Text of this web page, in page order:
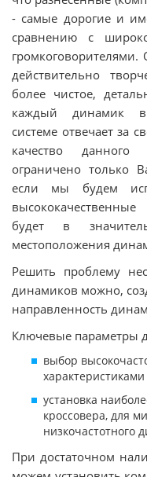
- самые дорогие и
сравнению с
действительно
более чистое,
каждый динамик в
системе отвечает за
качество данного
ограничено только
если мы будем
будет в
местоположения
Решить проблему
динамиков можно,
направленность
Ключевые параметры
выбор
установка
кроссовера, для
низкочастотного
При достаточном